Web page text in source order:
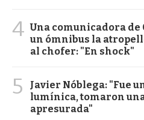
4 Una comunicadora de
un ómnibus la
al chofer: "En shock"
5
Javier Nóblega: "Fue
lumínica, tomaron
apresurada"